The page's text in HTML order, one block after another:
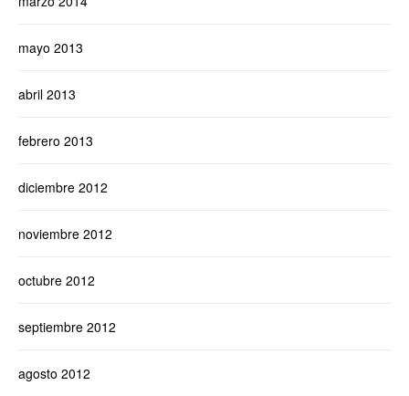
mayo 2013
abril 2013
febrero 2013
diciembre 2012
noviembre 2012
octubre 2012
septiembre 2012
agosto 2012